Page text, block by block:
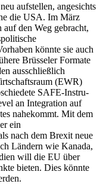
aufstellen, angesichts
die USA. Im März
den Weg gebracht,
könnte sie auch
Brüsseler Formate
ausschließlich
(EWR)
SAFE-Instru­
an Integration auf
nahekommt. Mit dem
ein
nach dem Brexit neue
Ländern wie Kanada,
will die EU über
bieten. Dies könnte